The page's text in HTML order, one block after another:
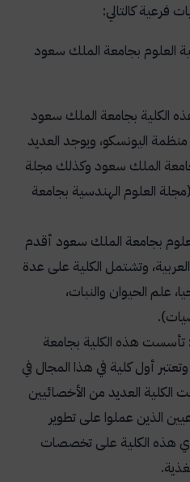
فرعية كالتالي:
العلوم بجامعة الملك سعود
الكلية بجامعة الملك سعود
مع منظمة اليونسكو، ويوجد العديد
الملك سعود وكذلك مجلة
العلوم الهندسية بجامعة
بجامعة الملك سعود أقدم
وتشتمل الكلية على عدة
علم الحيوان والنبات،
تأسست هذه الكلية بجامعة
سعود عام 1965م وتعتبر أول كلية في هذا المجال في
الكلية العديد من الأخصائيين
الذين عملوا على تطوير
هذه الكلية على تخصصات